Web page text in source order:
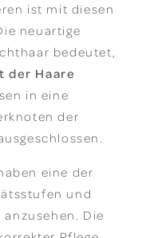
ist mit diesen
neuartige
bedeutet,
der Haare
in eine
der
eine der
und
Die